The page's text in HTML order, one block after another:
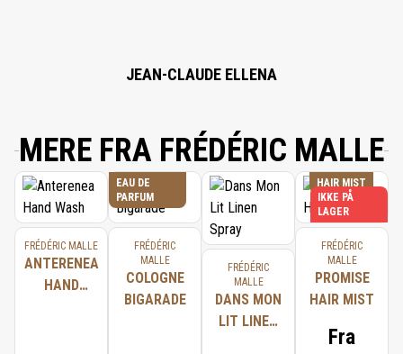
JEAN-CLAUDE ELLENA
MERE FRA FRÉDÉRIC MALLE
FRÉDÉRIC MALLE
ANTERENEA
HAND
EAU DE
PARFUM
FRÉDÉRIC
MALLE
COLOGNE
BIGARADE
FRÉDÉRIC
MALLE
DANS MON
LIT LINEN
HAIR MIST
IKKE PÅ
LAGER
FRÉDÉRIC
MALLE
PROMISE
HAIR MIST
Fra